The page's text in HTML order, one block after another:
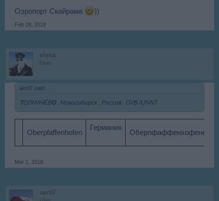
Оэропорт Скайрама ))
Feb 28, 2018
olexa
User
aer07 said: ↑
ТОЛМАЧЁВО , Новосибирск , Россия . OVB /UNNT
Oberpfaffenhofen​
Германия
Оберпфаффенхофене​
Mar 1, 2018
aer07